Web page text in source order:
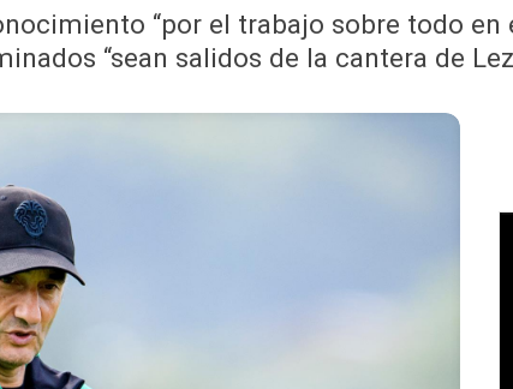
“por el trabajo sobre todo
“sean salidos de la cantera de